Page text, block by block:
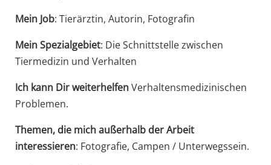
Mein Job: Tierärztin, Autorin, Fotografin
Mein Spezialgebiet: Die Schnittstelle zwischen
Tiermedizin und Verhalten
Ich kann Dir weiterhelfenVerhaltensmedizinischen
Problemen.
Themen, die mich außerhalb der Arbeit
interessieren: Fotografie, Campen / Unterwegssein.